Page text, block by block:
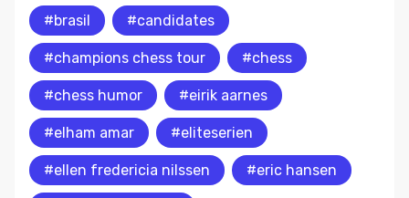
#brasil #candidates
#champions chess tour #chess
#chess humor #eirik aarnes
#elham amar #eliteserien
#ellen fredericia nilssen #eric hansen